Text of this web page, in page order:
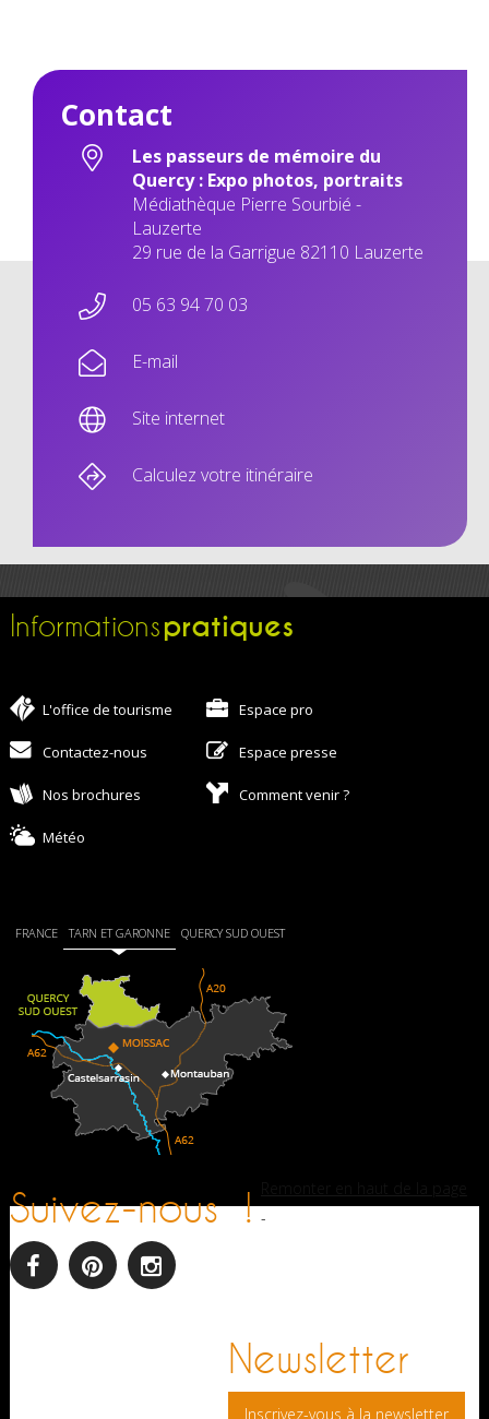
Contact
Les passeurs de mémoire du
Quercy : Expo photos, portraits
Médiathèque Pierre Sourbié -
Lauzerte
29 rue de la Garrigue 82110 Lauzerte
05 63 94 70 03
E-mail
Site internet
Calculez votre itinéraire
Informationspratiques
L'office de tourisme Espace pro
Contactez-nous Espace presse
Nos brochures Comment venir ?
Météo
FRANCE TARN ET GARONNE QUERCY SUD OUEST
Suivez-nous !
Newsletter
Inscrivez-vous à la newsletter
-